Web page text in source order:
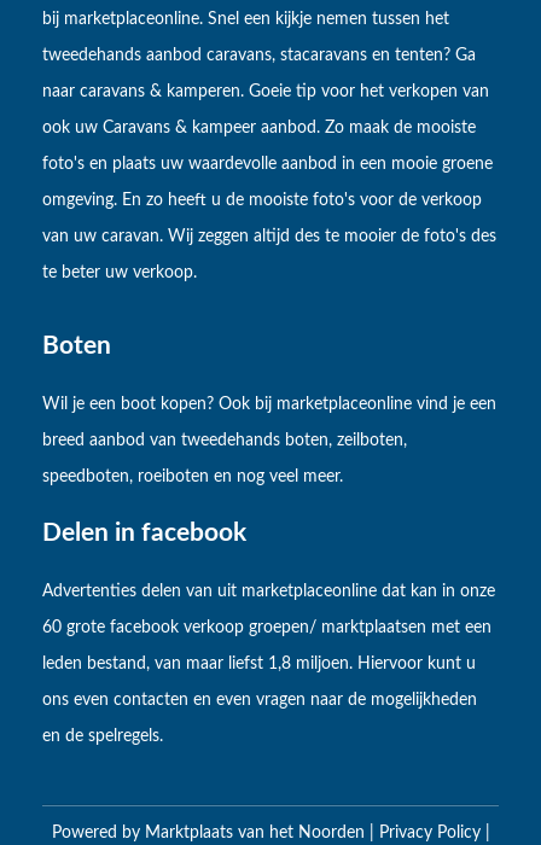
bij marketplaceonline. Snel een kijkje nemen tussen het
tweedehands aanbod caravans, stacaravans en tenten? Ga
naar caravans & kamperen. Goeie tip voor het verkopen van
ook uw Caravans & kampeer aanbod. Zo maak de mooiste
foto's en plaats uw waardevolle aanbod in een mooie groene
omgeving. En zo heeft u de mooiste foto's voor de verkoop
van uw caravan. Wij zeggen altijd des te mooier de foto's des
te beter uw verkoop.
Boten
Wil je een boot kopen? Ook bij marketplaceonline vind je een
breed aanbod van tweedehands boten, zeilboten,
speedboten, roeiboten en nog veel meer.
Delen in facebook
Advertenties delen van uit marketplaceonline dat kan in onze
60 grote facebook verkoop groepen/ marktplaatsen met een
leden bestand, van maar liefst 1,8 miljoen. Hiervoor kunt u
ons even contacten en even vragen naar de mogelijkheden
en de spelregels.
Powered by Marktplaats van het Noorden Privacy Policy